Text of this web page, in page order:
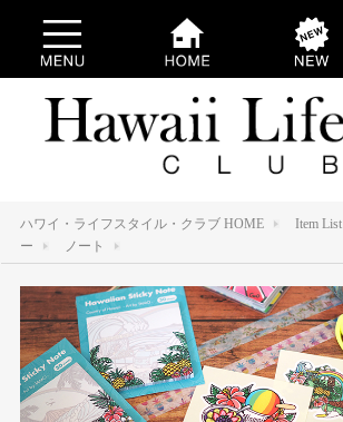
ハワイ・ライフスタイル・クラブ HOME Item List
ー
ノート